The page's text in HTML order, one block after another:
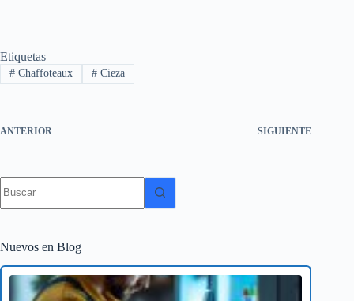
Etiquetas
#Chaffoteaux #Cieza
ANTERIOR SIGUIENTE
resultados
Nuevos en Blog